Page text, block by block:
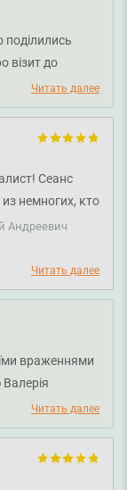
візит до
Євгеновича.
Читать далее
Сеанс
немногих, кто
которую
Андреевич
Читать далее
враженнями
та
Читать далее